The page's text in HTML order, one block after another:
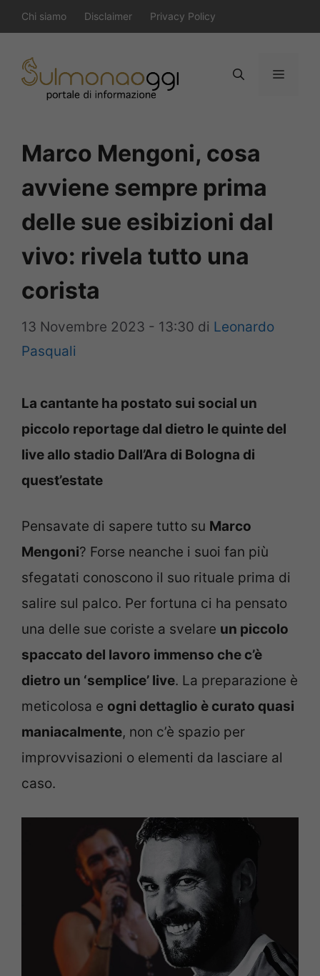
al
contenuto
Chi siamo Disclaimer Privacy Policy
Menu
Marco Mengoni, cosa
avviene sempre prima
delle sue esibizioni dal
vivo: rivela tutto una
corista
13 Novembre 2023 - 13:30 di Leonardo
Pasquali
La cantante ha postato sui social un
piccolo reportage dal dietro le quinte del
live allo stadio Dall’Ara di Bologna di
quest’estate
Pensavate di sapere tutto su Marco
Mengoni? Forse neanche i suoi fan più
sfegatati conoscono il suo rituale prima di
salire sul palco. Per fortuna ci ha pensato
una delle sue coriste a svelare un piccolo
spaccato del lavoro immenso che c’è
dietro un ‘semplice’ live. La preparazione è
meticolosa e ogni dettaglio è curato quasi
maniacalmente, non c’è spazio per
improvvisazioni o elementi da lasciare al
caso.